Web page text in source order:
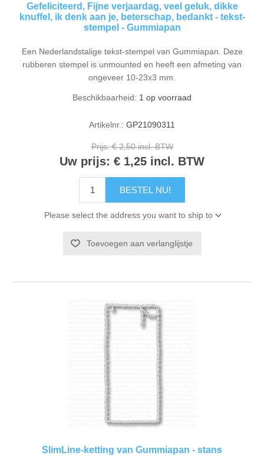
Gefeliciteerd, Fijne verjaardag, veel geluk, dikke
knuffel, ik denk aan je, beterschap, bedankt - tekst-
stempel - Gummiapan
Een Nederlandstalige tekst-stempel van Gummiapan. Deze
rubberen stempel is unmounted en heeft een afmeting van
ongeveer 10-23x3 mm.
Beschikbaarheid: 1 op voorraad
Artikelnr.: GP21090311
Prijs: € 2,50 incl. BTW
Uw prijs: € 1,25 incl. BTW
BESTEL NU!
Please select the address you want to ship to
Toevoegen aan verlanglijstje
SlimLine-ketting van Gummiapan - stans